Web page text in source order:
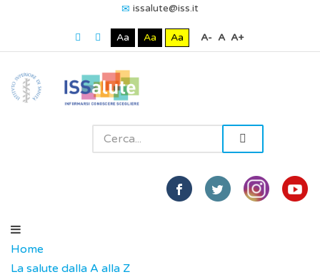
issalute@iss.it
Aa Aa Aa A- A A+
Home
La salute dalla A alla Z